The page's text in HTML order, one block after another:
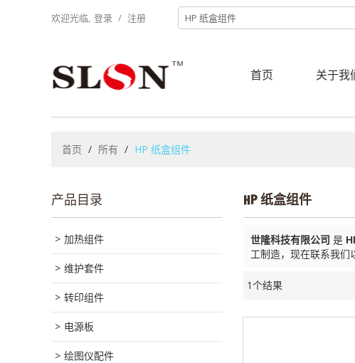
欢迎光临, 登录 / 注册
首页 关于我
首页 / 所有 / HP 纸盒组件
产品目录
加热组件
维护套件
转印组件
电源板
绘图仪配件
HP 纸盒组件
世隆科技有限公司 是
工制造，现在联系我们
1个结果